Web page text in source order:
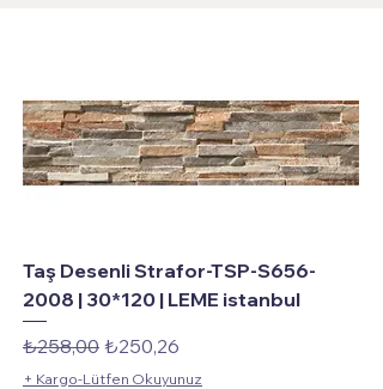
Taş Desenli Strafor-TSP-S656-
2008 | 30*120 | LEME istanbul
Normal Fiyat
₺258,00 İndirimli Fiyat
₺250,26
+ Kargo-Lütfen Okuyunuz